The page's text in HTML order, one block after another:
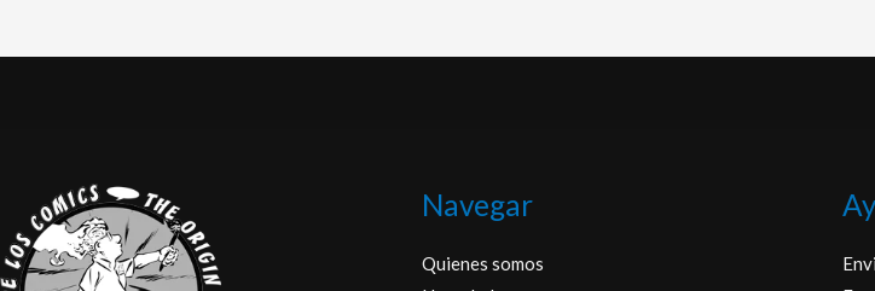
Navegar
Quienes somos